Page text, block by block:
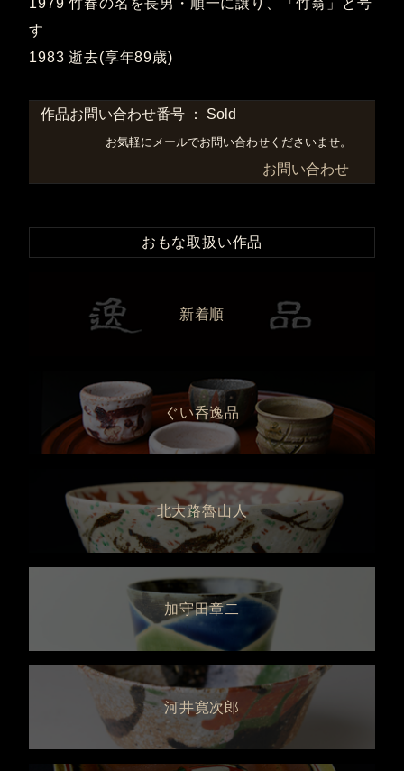
す
1983 逝去(享年89歳)
作品お問い合わせ番号 ： Sold
お気軽にメールでお問い合わせくださいませ。
お問い合わせ
おもな取扱い作品
新着順
ぐい呑逸品
北大路魯山人
加守田章二
河井寛次郎